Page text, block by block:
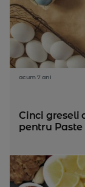
acum 7 ani
Cinci greseli
pentru Paste